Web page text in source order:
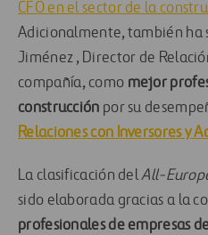
CFO en el sector de la
Adicionalmente, también ha
Jiménez , Director de
compañía, como mejor
construcción por su
Relaciones con Inversores y
La clasificación delAll-
sido elaborada gracias a la
profesionales de empresas